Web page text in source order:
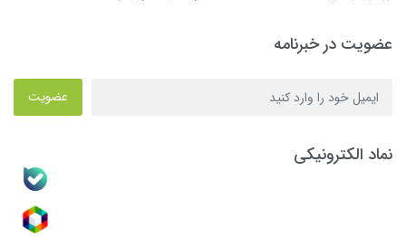
عضویت در خبرنامه
عضویت
نماد الکترونیکی